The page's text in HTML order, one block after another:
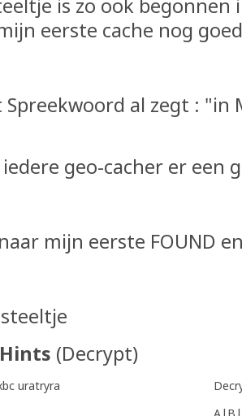
is zo ook begonnen
eerste cache nog
Spreekwoord al zegt : "in
geo-cacher er een
mijn eerste FOUND
(Decrypt)
uratryra